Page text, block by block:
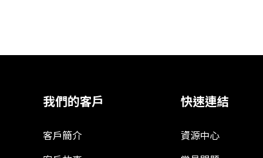
我們的客戶
客戶簡介
快速連結
資源中心